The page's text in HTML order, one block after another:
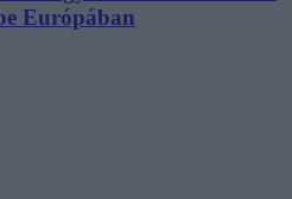
Európában